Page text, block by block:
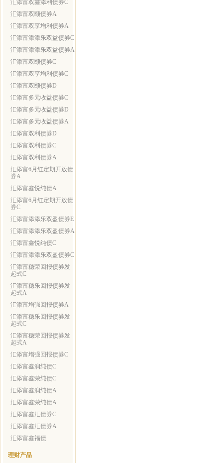
汇添富双鑫添利债券C
汇添富双颐债券A
汇添富双享增利债券A
汇添富添添乐双益债券C
汇添富添添乐双益债券A
汇添富双颐债券C
汇添富双享增利债券C
汇添富双颐债券D
汇添富多元收益债券C
汇添富多元收益债券D
汇添富多元收益债券A
汇添富双利债券D
汇添富双利债券C
汇添富双利债券A
汇添富6月红定期开放债
券A
汇添富鑫悦纯债A
汇添富6月红定期开放债
券C
汇添富添添乐双盈债券E
汇添富添添乐双盈债券A
汇添富鑫悦纯债C
汇添富添添乐双盈债券C
汇添富稳荣回报债券发
起式C
汇添富稳乐回报债券发
起式A
汇添富增强回报债券A
汇添富稳乐回报债券发
起式C
汇添富稳荣回报债券发
起式A
汇添富增强回报债券C
汇添富鑫润纯债C
汇添富鑫荣纯债C
汇添富鑫润纯债A
汇添富鑫荣纯债A
汇添富鑫汇债券C
汇添富鑫汇债券A
汇添富鑫福债
理财产品